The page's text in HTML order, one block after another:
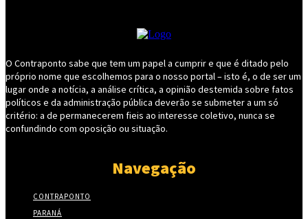
O Contraponto sabe que tem um papel a cumprir e que é ditado pelo
próprio nome que escolhemos para o nosso portal – isto é, o de ser um
lugar onde a notícia, a análise crítica, a opinião destemida sobre fatos
políticos e da administração pública deverão se submeter a um só
critério: a de permanecerem fieis ao interesse coletivo, nunca se
confundindo com oposição ou situação.
Navegação
CONTRAPONTO
PARANÁ